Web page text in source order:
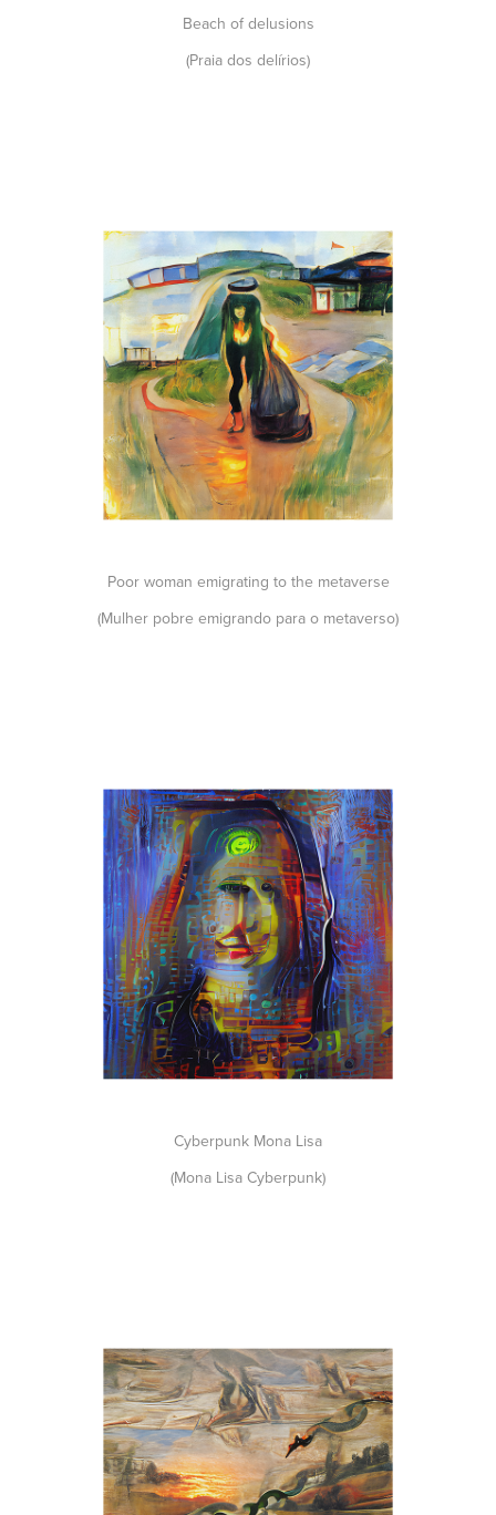
Beach of delusions
(Praia dos delírios)
Poor woman emigrating to the metaverse
(Mulher pobre emigrando para o metaverso)
Cyberpunk Mona Lisa
(Mona Lisa Cyberpunk)